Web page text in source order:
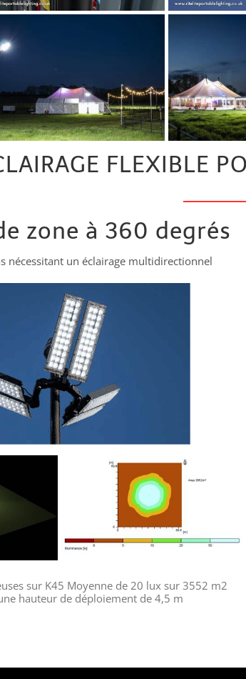
FLEXIBLE
zone à 360 degrés
nécessitant un éclairage multidirectionnel
sur K45 Moyenne de 20 lux sur 3552 m2
hauteur de déploiement de 4,5 m